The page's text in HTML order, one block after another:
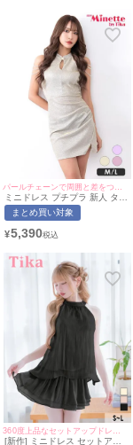
ミニドレス プチプラ 新人 タイ
ト スリット ホルターネック セ
クシー ラウンジ キラキラ ノー
ールチェーン ゴールド キャバ
ズ対応) | myMinette/マイミネ
ット
まとめ買い対象
¥5,390
[新作] ミニドレス セットアッ